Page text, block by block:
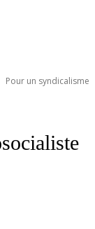
Pour un syndicalisme